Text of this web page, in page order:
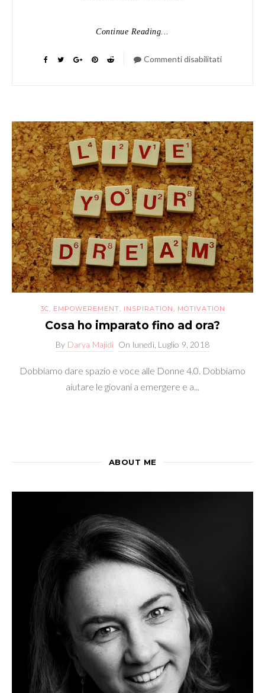
Continue Reading...
Commenti disabilitati
Cuore
e
Coraggio
3C EMPOWEREMENT INSPIRATION MOTIVATION
Cosa ho imparato fino ad ora?
By Darya Majidi On lunedì, Luglio 9, 2018
Dobbiamo dare spazio e voce alle Donne 4.0. Dobbiamo
aiutare le giovani a emergere e a...
ABOUT ME